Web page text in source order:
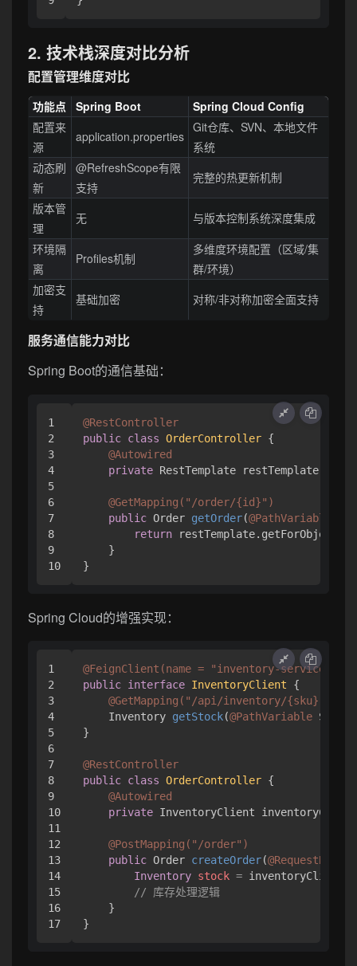
2. 技术栈深度对比分析
配置管理维度对比
功能点 Spring Boot
Spring Cloud Config
配置来
源
application.properties
Git仓库、SVN、本地文件
系统
动态刷
新
@RefreshScope有限
支持
完整的热更新机制
版本管
理
无
与版本控制系统深度集成
环境隔
离
Profiles机制
多维度环境配置（区域/集
群/环境）
加密支
持
基础加密 对称/非对称加密全面支持
服务通信能力对比
Spring Boot的通信基础：
1
2
3
4
5
6
7
8
9
@RestController
public class OrderController {
@Autowired
private RestTemplate restTemplate;
@GetMapping("/order/{id}")
public Order getOrder(@PathVariable
return restTemplate.getForObject(
    }
Spring Cloud的增强实现：
1
2
3
4
5
6
7
8
9
10
11
12
13
14
15
16
@FeignClient(name = "inventory-service")
public interface InventoryClient {
@GetMapping("/api/inventory/{sku}")
    Inventory
getStock(@PathVariable
}
@RestController
public class OrderController {
@Autowired
private InventoryClient
@PostMapping("/order")
public Order createOrder(@RequestBody
Inventory stock =
// 库存处理逻辑
    }